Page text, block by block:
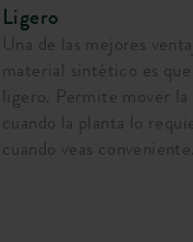
Ligero
Una de las mejores
material sintético es que
ligero. Permite mover
cuando la planta lo
cuando veas conveniente.